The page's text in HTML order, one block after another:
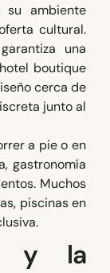
ambiente
cultural.
garantiza una
boutique
cerca de
junto al
a pie o en
gastronomía
Muchos
piscinas en
y la